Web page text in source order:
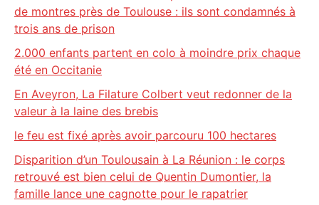
de montres près de Toulouse : ils sont condamnés à
trois ans de prison
2.000 enfants partent en colo à moindre prix chaque
été en Occitanie
En Aveyron, La Filature Colbert veut redonner de la
valeur à la laine des brebis
le feu est fixé après avoir parcouru 100 hectares
Disparition d’un Toulousain à La Réunion : le corps
retrouvé est bien celui de Quentin Dumontier, la
famille lance une cagnotte pour le rapatrier